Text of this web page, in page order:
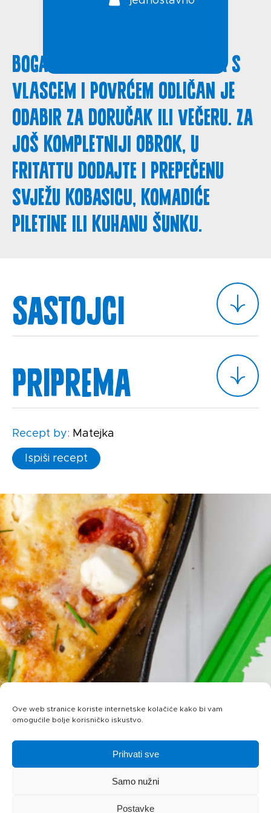
Ove web stranice koriste internetske kolačiće kako bi vam
omogućile bolje korisničko iskustvo.
Prihvati sve
Samo nužni
Postavke
Bogata, aromatična fritatta s
vlascem i povrćem odličan je
odabir za doručak ili večeru. Za
još kompletniji obrok, u
fritattu dodajte i prepečenu
svježu kobasicu, komadiće
piletine ili kuhanu šunku.
Sastojci
Priprema
Recept by: Matejka
Ispiši recept